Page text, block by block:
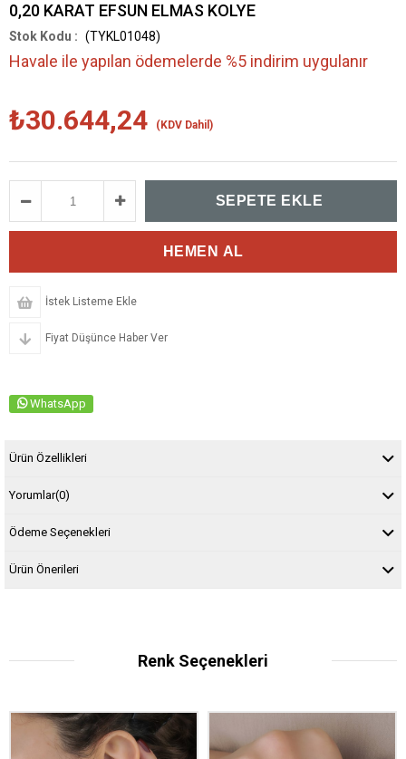
0,20 KARAT EFSUN ELMAS KOLYE
(TYKL01048)
Havale ile yapılan ödemelerde %5 indirim uygulanır
₺30.644,24 (KDV Dahil)
İstek Listeme Ekle
Fiyat Düşünce Haber Ver
WhatsApp
Ürün Özellikleri
Yorumlar(0)
Ödeme Seçenekleri
Ürün Önerileri
Renk Seçenekleri